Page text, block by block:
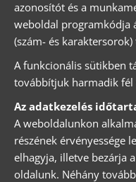
azonosítót és a
weboldal programkódja
(szám- és
A funkcionális sütikben
továbbítjuk harmadik fél
Az adatkezelés
A weboldalunkon
részének érvényessége
elhagyja, illetve bezárja
oldalunk. Néhány